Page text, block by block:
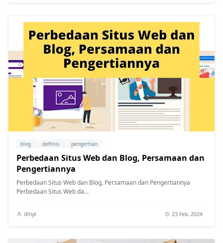
blog definisi pengertian
Perbedaan Situs Web dan Blog, Persamaan dan
Pengertiannya
Perbedaan Situs Web dan Blog, Persamaan dan Pengertiannya
Perbedaan Situs Web da...
iRhyt 23 Feb, 2024